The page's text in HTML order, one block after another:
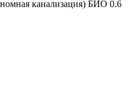
канализация) БИО 0.6